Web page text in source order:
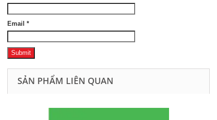
Email *
SẢN PHẨM LIÊN QUAN